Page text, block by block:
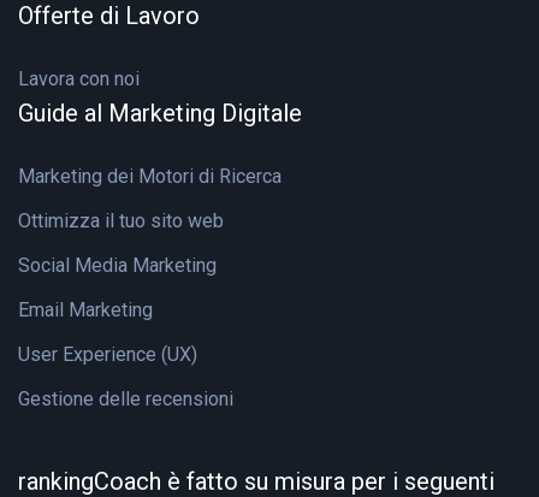
Offerte di Lavoro
Lavora con noi
Guide al Marketing Digitale
Marketing dei Motori di Ricerca
Ottimizza il tuo sito web
Social Media Marketing
Email Marketing
User Experience (UX)
Gestione delle recensioni
rankingCoach è fatto su misura per i seguenti